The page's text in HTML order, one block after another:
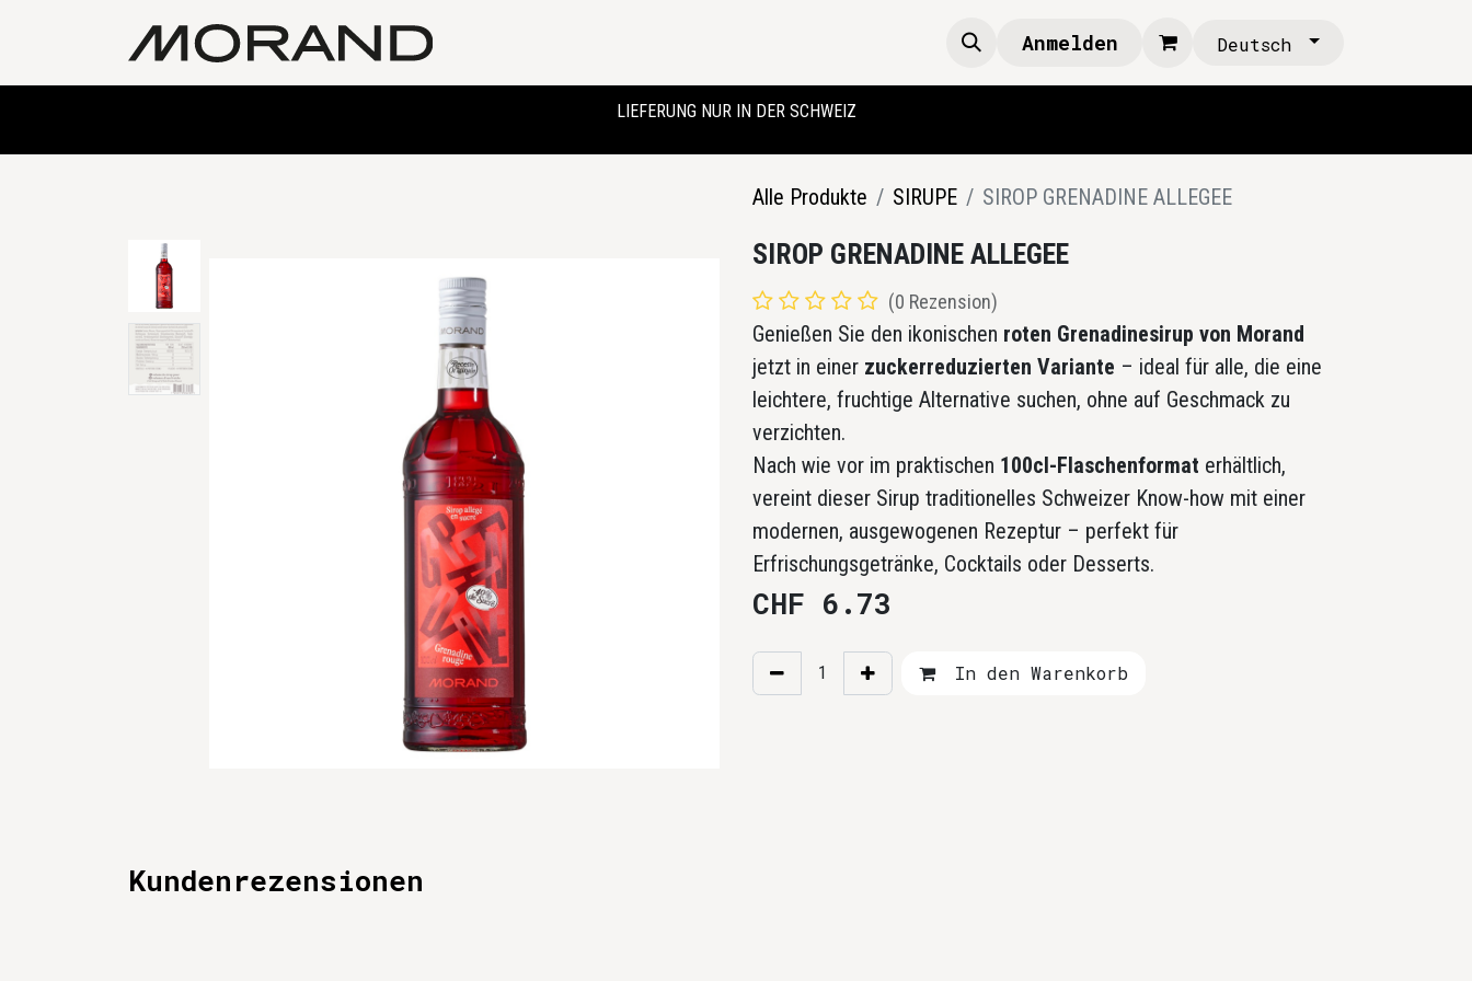
Anmelden Deutsch
LIEFERUNG NUR IN DER SCHWEIZ
Alle Produkte SIRUPE SIROP GRENADINE ALLEGEE
SIROP GRENADINE ALLEGEE
(0 Rezension)
Genießen Sie den ikonischen roten Grenadinesirup von Morand
jetzt in einer zuckerreduzierten Variante – ideal für alle, die eine
leichtere, fruchtige Alternative suchen, ohne auf Geschmack zu
verzichten.
Nach wie vor im praktischen 100cl-Flaschenformat erhältlich,
vereint dieser Sirup traditionelles Schweizer Know-how mit einer
modernen, ausgewogenen Rezeptur – perfekt für
Erfrischungsgetränke, Cocktails oder Desserts.
CHF 6.73
In den Warenkorb
Kundenrezensionen